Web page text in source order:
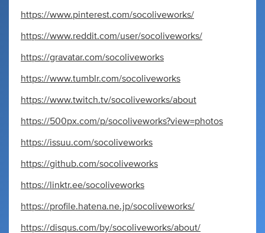
https://www.pinterest.com/socoliveworks/
https://www.reddit.com/user/socoliveworks/
https://gravatar.com/socoliveworks
https://www.tumblr.com/socoliveworks
https://www.twitch.tv/socoliveworks/about
https://500px.com/p/socoliveworks?view=photos
https://issuu.com/socoliveworks
https://github.com/socoliveworks
https://linktr.ee/socoliveworks
https://profile.hatena.ne.jp/socoliveworks/
https://disqus.com/by/socoliveworks/about/